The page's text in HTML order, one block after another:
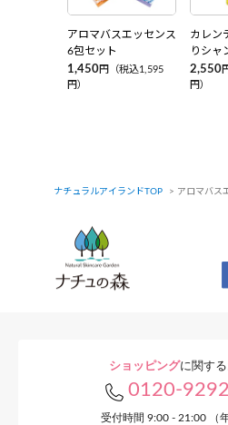
アロマバスエッセンス
6包セット
1,450円（税込1,595
円）
カレン
りシャ
2,550
円）
ナチュラルアイランドTOP アロマバス
ショッピングに関す
0120-
受付時間 9:00 - 21:00 （